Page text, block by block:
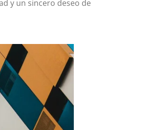
y un sincero deseo de